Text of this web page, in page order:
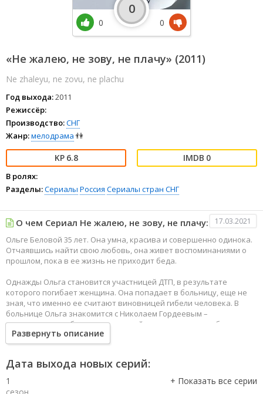
«Не жалею, не зову, не плачу» (2011)
Ne zhaleyu, ne zovu, ne plachu
Год выхода:2011
Режиссёр:
Производство:СНГ
Жанр:мелодрама 👫
6.8 0
В ролях:
Разделы:Сериалы Россия Сериалы стран СНГ
0
0
0
О чем Сериал Не жалею, не зову, не плачу: 17.03.2021
Ольге Беловой 35 лет. Она умна, красива и совершенно одинока.
Отчаявшись найти свою любовь, она живет воспоминаниями о
прошлом, пока в ее жизнь не приходит беда.
Однажды Ольга становится участницей ДТП, в результате
которого погибает женщина. Она попадает в больницу, еще не
зная, что именно ее считают виновницей гибели человека. В
больнице Ольга знакомится с Николаем Гордеевым –
оперативным работником, который проходит курс реабилитации
после ранения. Он сильный мужчина, порядочный и честный
человек, но давно уже разочаровался в женщинах, стал упрямым
к тому же оба они так любят стихи Есенина…
Николай узнает, что Ольгу считают виновницей аварии, и изо
Развернуть описание
Дата выхода новых серий:
1